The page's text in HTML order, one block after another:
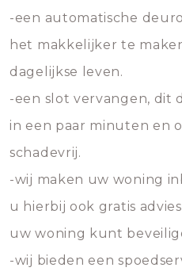
-een automatische
het makkelijker te
dagelijkse leven.
-een slot vervangen, dit
in een paar minuten en
schadevrij.
-wij maken uw woning
u hierbij ook gratis
uw woning kunt
-wij bieden een